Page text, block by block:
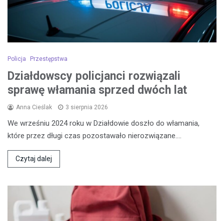
Policja Przestępstwa
Działdowscy policjanci rozwiązali
sprawę włamania sprzed dwóch lat
Anna Cieślak 3 sierpnia 2026
We wrześniu 2024 roku w Działdowie doszło do włamania,
które przez długi czas pozostawało nierozwiązane.…
Czytaj dalej